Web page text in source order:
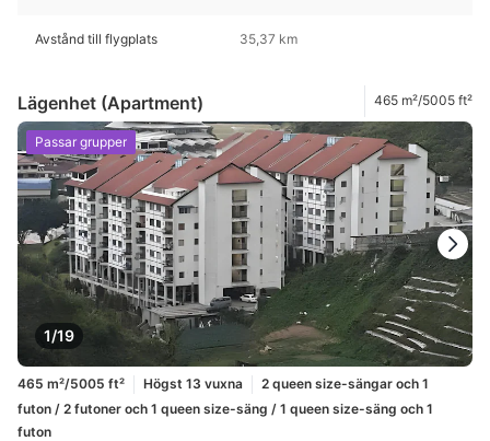
Avstånd till flygplats 35,37 km
Lägenhet (Apartment) 465 m²/5005 ft²
1/19
Passar grupper
465 m²/5005 ft² Högst 13 vuxna
2 queen size-sängar och 1
futon / 2 futoner och 1 queen size-säng / 1 queen size-säng och 1
futon